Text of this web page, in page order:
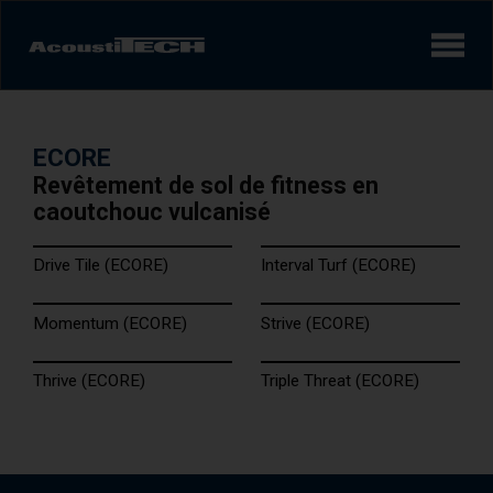
Services et solutions
ECORE
Revêtement de sol de fitness en
caoutchouc vulcanisé
Drive Tile (ECORE) Interval Turf (ECORE)
Momentum (ECORE) Strive (ECORE)
Thrive (ECORE) Triple Threat (ECORE)